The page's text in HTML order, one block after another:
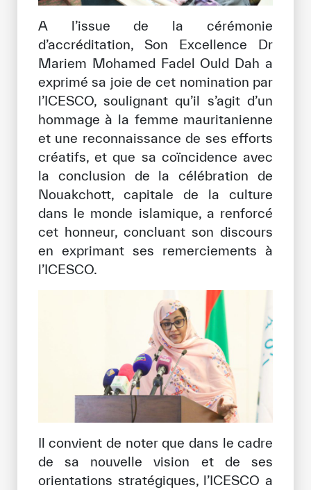
A l’issue de la cérémonie
d’accréditation, Son Excellence Dr
Mariem Mohamed Fadel Ould Dah a
exprimé sa joie de cet nomination par
l’ICESCO, soulignant qu’il s’agit d’un
hommage à la femme mauritanienne
et une reconnaissance de ses efforts
créatifs, et que sa coïncidence avec
la conclusion de la célébration de
Nouakchott, capitale de la culture
dans le monde islamique, a renforcé
cet honneur, concluant son discours
en exprimant ses remerciements à
l’ICESCO.
Il convient de noter que dans le cadre
de sa nouvelle vision et de ses
orientations stratégiques, l’ICESCO a